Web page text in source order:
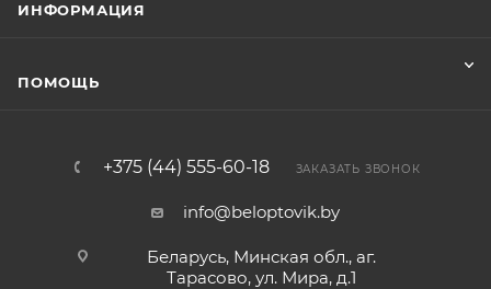
ИНФОРМАЦИЯ
ПОМОЩЬ
+375 (44) 555-60-18 ЗАКАЗАТЬ ЗВОНОК
info@beloptovik.by
Беларусь, Минская обл., аг.
Тарасово, ул. Мира, д.1